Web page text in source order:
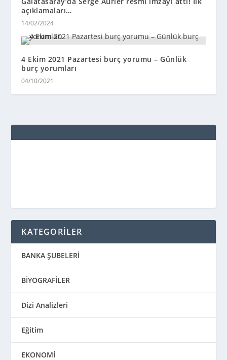
açıklamaları…
14/02/2024
4 Ekim 2021 Pazartesi burç yorumu – Günlük
burç yorumları
04/10/2021
KATEGORİLER
BANKA ŞUBELERİ
BİYOGRAFİLER
Dizi Analizleri
Eğitim
EKONOMİ